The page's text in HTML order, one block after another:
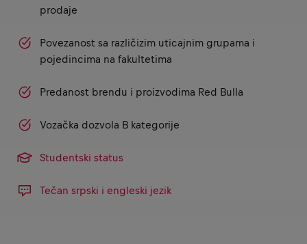
prodaje
Povezanost sa različizim uticajnim grupama i
pojedincima na fakultetima
Predanost brendu i proizvodima Red Bulla
Vozačka dozvola B kategorije
Studentski status
Tečan srpski i engleski jezik